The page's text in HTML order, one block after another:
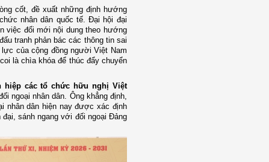
cốt, đề xuất những định hướng
nhân dân quốc tế. Đại hội đại
việc đổi mới nội dung theo hướng
tranh phản bác các thông tin sai
của cộng đồng người Việt Nam
là chìa khóa để thúc đẩy chuyển
hiệp các tổ chức hữu nghị Việt
ngoại nhân dân. Ông khẳng định,
nhân dân hiện nay được xác định
sánh ngang với đối ngoại Đảng